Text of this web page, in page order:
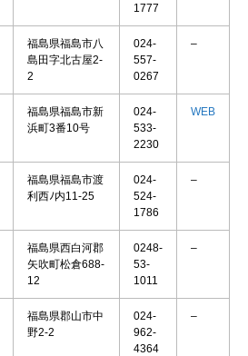
1777
福島県福島市八
島田字北古屋2-
2
024-
557-
0267
–
福島県福島市新
浜町3番10号
024-
533-
2230
WEB
福島県福島市渡
利西ﾉ内11-25
024-
524-
1786
–
福島県西白河郡
矢吹町松倉688-
12
0248-
53-
1011
–
福島県郡山市中
野2-2
024-
962-
4364
–